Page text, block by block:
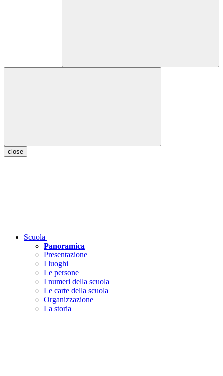
close
Scuola
Panoramica
Presentazione
I luoghi
Le persone
I numeri della scuola
Le carte della scuola
Organizzazione
La storia